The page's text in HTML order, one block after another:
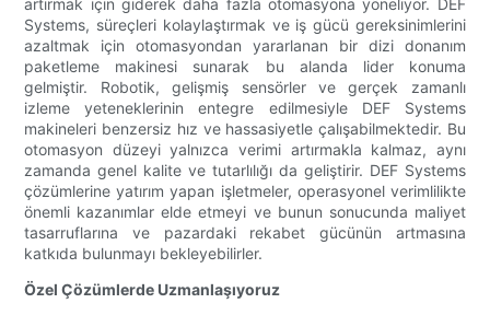
artırmak için giderek daha fazla otomasyona yöneliyor. DEF
Systems, süreçleri kolaylaştırmak ve iş gücü gereksinimlerini
azaltmak için otomasyondan yararlanan bir dizi donanım
paketleme makinesi sunarak bu alanda lider konuma
gelmiştir. Robotik, gelişmiş sensörler ve gerçek zamanlı
izleme yeteneklerinin entegre edilmesiyle DEF Systems
makineleri benzersiz hız ve hassasiyetle çalışabilmektedir. Bu
otomasyon düzeyi yalnızca verimi artırmakla kalmaz, aynı
zamanda genel kalite ve tutarlılığı da geliştirir. DEF Systems
çözümlerine yatırım yapan işletmeler, operasyonel verimlilikte
önemli kazanımlar elde etmeyi ve bunun sonucunda maliyet
tasarruflarına ve pazardaki rekabet gücünün artmasına
katkıda bulunmayı bekleyebilirler.
Özel Çözümlerde Uzmanlaşıyoruz